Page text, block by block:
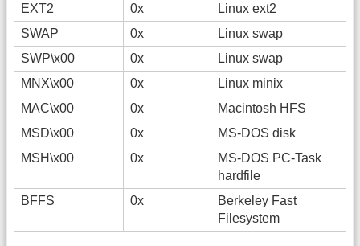
EXT2
0x
Linux ext2
SWAP
0x
Linux swap
SWP\x00
0x
Linux swap
MNX\x00
0x
Linux minix
MAC\x00
0x
Macintosh HFS
MSD\x00
0x
MS-DOS disk
MSH\x00
0x
MS-DOS PC-Task
hardfile
BFFS
0x
Berkeley Fast
Filesystem